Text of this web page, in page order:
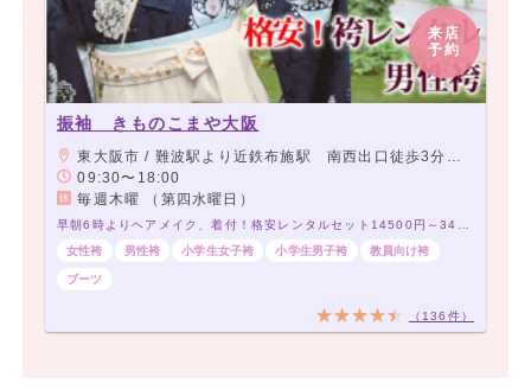
来店
予約
振袖 きものこまや大阪
東大阪市 / 難波駅より近鉄布施駅 南西出口徒歩3分 アーケード商店街角から2店目 当店前に駐車スペース有り
09:30〜18:00
毎週木曜 （第四水曜日）
早朝6時よりヘアメイク、着付！格安レンタルセット14500円～34500円！200種類以上～！
女性袴
男性袴 小学生女子袴 小学生男子袴 教員向け袴
ブーツ
（136件）